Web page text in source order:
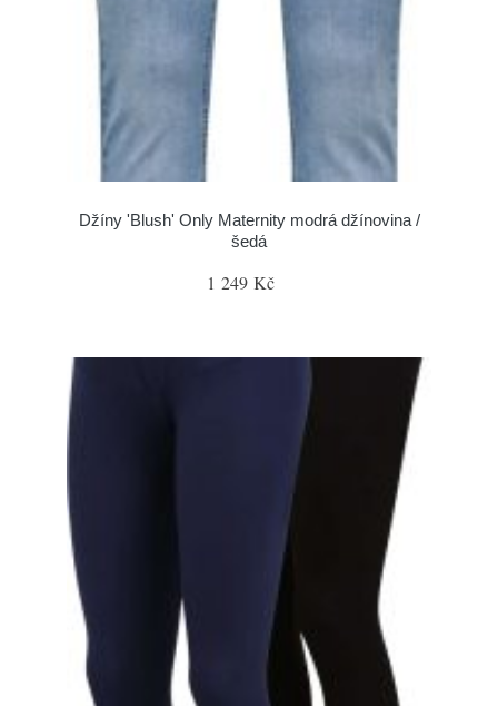
Džíny 'Blush' Only Maternity modrá džínovina /
šedá
1 249 Kč